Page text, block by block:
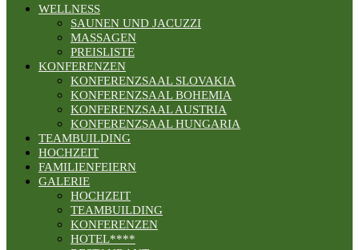
WELLNESS
SAUNEN UND JACUZZI
MASSAGEN
PREISLISTE
KONFERENZEN
KONFERENZSAAL SLOVAKIA
KONFERENZSAAL BOHEMIA
KONFERENZSAAL AUSTRIA
KONFERENZSAAL HUNGARIA
TEAMBUILDING
HOCHZEIT
FAMILIENFEIERN
GALERIE
HOCHZEIT
TEAMBUILDING
KONFERENZEN
HOTEL****